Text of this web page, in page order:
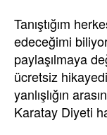
Tanıştığım
edeceğimi
paylaşılmaya
ücretsiz
yanlışlığın
Karatay Diyeti